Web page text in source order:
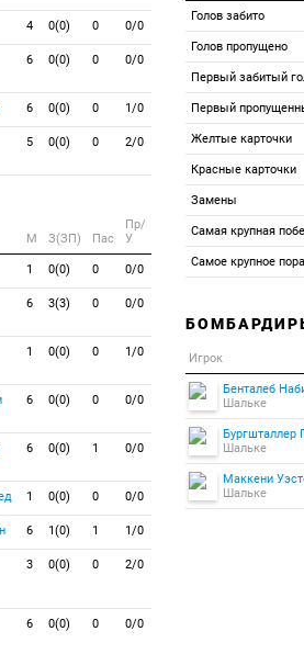
4 0(0) 0 0/0
6 0(0) 0 0/0
6 0(0) 0 1/0
5 0(0) 0 2/0
M З(ЗП) Пас
Пр/
У
1 0(0) 0 0/0
6 3(3) 0 0/0
1 0(0) 0 1/0
6 0(0) 0 0/0
6 0(0) 1 0/0
1 0(0) 0 0/0
6 1(0) 1 1/0
3 0(0) 0 2/0
6 0(0) 0 0/0
Голов забито
Голов пропущено
Первый забитый
Первый
Желтые карточки
Красные карточки
Замены
Самая крупная
Самое крупное
Игрок
Бенталеб
Шальке
Бургшталлер
Шальке
Маккени
Шальке